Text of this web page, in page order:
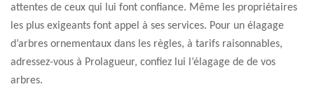
attentes de ceux qui lui font confiance. Même les propriétaires
les plus exigeants font appel à ses services. Pour un élagage
d’arbres ornementaux dans les règles, à tarifs raisonnables,
adressez-vous à Prolagueur, confiez lui l’élagage de de vos
arbres.